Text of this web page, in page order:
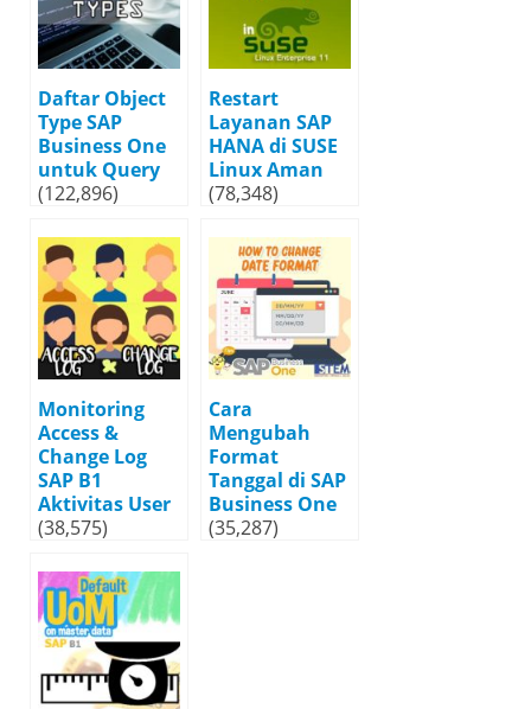
Daftar Object
Type SAP
Business One
untuk Query
(122,896)
Restart
Layanan SAP
HANA di SUSE
Linux Aman
(78,348)
Monitoring
Access &
Change Log
SAP B1
Aktivitas User
(38,575)
Cara
Mengubah
Format
Tanggal di SAP
Business One
(35,287)